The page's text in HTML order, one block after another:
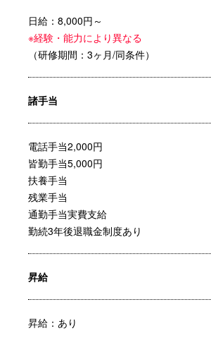
日給：8,000円～
※経験・能力により異なる
（研修期間：3ヶ月/同条件）
諸手当
電話手当2,000円
皆勤手当5,000円
扶養手当
残業手当
通勤手当実費支給
勤続3年後退職金制度あり
昇給
昇給：あり